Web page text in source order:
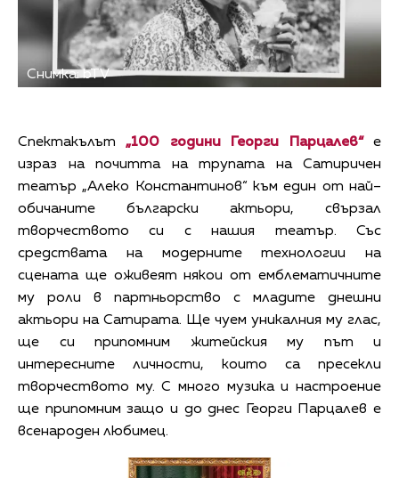
Снимка: bTV
Спектакълът„100 години Георги Парцалев“е
израз на почитта на трупата на Сатиричен
театър „Алеко Константинов“ към един от най–
обичаните български актьори, свързал
творчеството си с нашия театър. Със
средствата на модерните технологии на
сцената ще оживеят някои от емблематичните
му роли в партньорство с младите днешни
актьори на Сатирата. Ще чуем уникалния му глас,
ще си припомним житейския му път и
интересните личности, които са пресекли
творчеството му. С много музика и настроение
ще припомним защо и до днес Георги Парцалев е
всенароден любимец.